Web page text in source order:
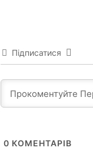
Підписатися
0 КОМЕНТАРІВ